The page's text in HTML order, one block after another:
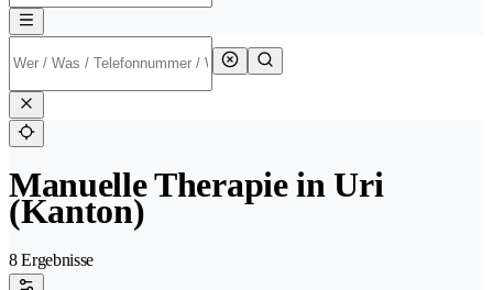
Manuelle Therapie in Uri
(Kanton)
8 Ergebnisse